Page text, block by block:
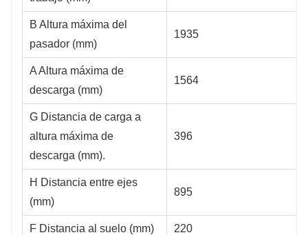
B Altura máxima del
pasador (mm)
1935
A Altura máxima de
descarga (mm)
1564
G Distancia de carga a
altura máxima de
descarga (mm).
396
H Distancia entre ejes
(mm)
895
F Distancia al suelo (mm) 220